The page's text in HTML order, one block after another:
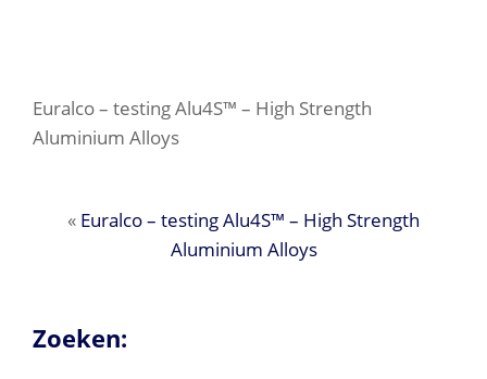
Euralco – testing Alu4S™ – High Strength
Aluminium Alloys
« Euralco – testing Alu4S™ – High Strength
Aluminium Alloys
Zoeken: